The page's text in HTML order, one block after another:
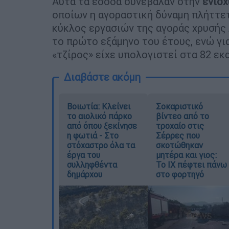
οποίων η αγοραστική δύναμη
κύκλος εργασιών της αγοράς
το πρώτο εξάμηνο του έτους, ενώ
«τζίρος» είχε υπολογιστεί στα 82
Διαβάστε ακόμη
Βοιωτία: Κλείνει
το αιολικό πάρκο
από όπου ξεκίνησε
η φωτιά - Στο
στόχαστρο όλα τα
έργα του
συλληφθέντα
δημάρχου
Σοκαριστικό
βίντεο από το
τροχαίο στις
Σέρρες που
σκοτώθηκαν
μητέρα και γιος:
Το ΙΧ πέφτει πάνω
στο φορτηγό